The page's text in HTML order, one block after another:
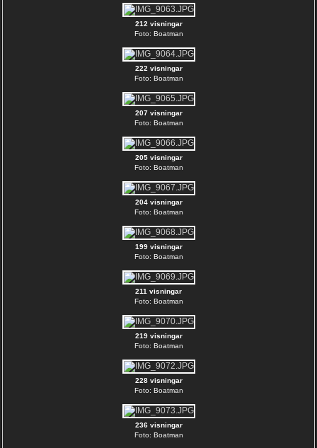
212 visningar
Foto: Boatman
222 visningar
Foto: Boatman
207 visningar
Foto: Boatman
205 visningar
Foto: Boatman
204 visningar
Foto: Boatman
199 visningar
Foto: Boatman
211 visningar
Foto: Boatman
219 visningar
Foto: Boatman
228 visningar
Foto: Boatman
236 visningar
Foto: Boatman